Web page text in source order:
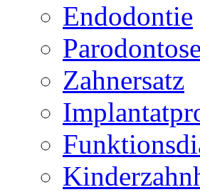
Endodontie
Zahnersatz